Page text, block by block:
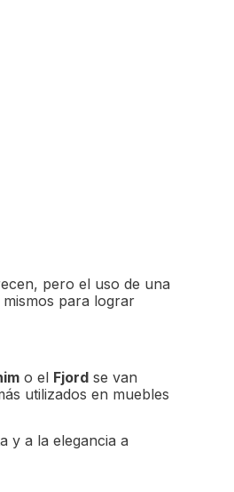
pero el uso de una
para lograr
o el Fjord se van
utilizados en muebles
y a la elegancia a